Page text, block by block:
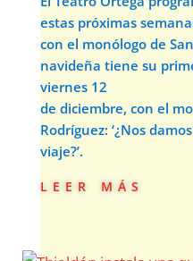
estas próximas
con el monólogo de
navideña tiene su
viernes 12
de diciembre, con el
Rodríguez: ‘¿Nos
viaje?’.
leer más